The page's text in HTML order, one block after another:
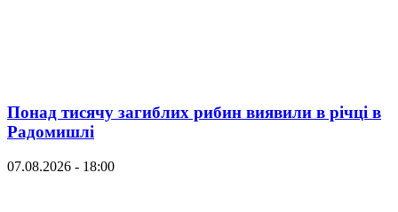
Понад тисячу загиблих рибин виявили в річці в
Радомишлі
07.08.2026 - 18:00